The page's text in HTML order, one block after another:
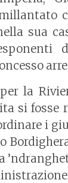
sua
la
si
i